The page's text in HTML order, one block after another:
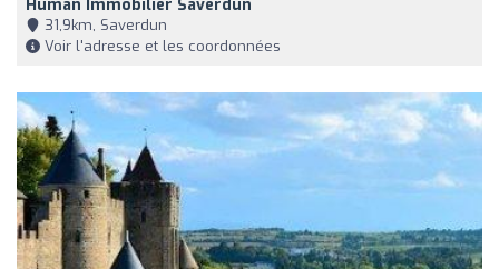
Human Immobilier Saverdun
31,9km, Saverdun
Voir l'adresse et les coordonnées